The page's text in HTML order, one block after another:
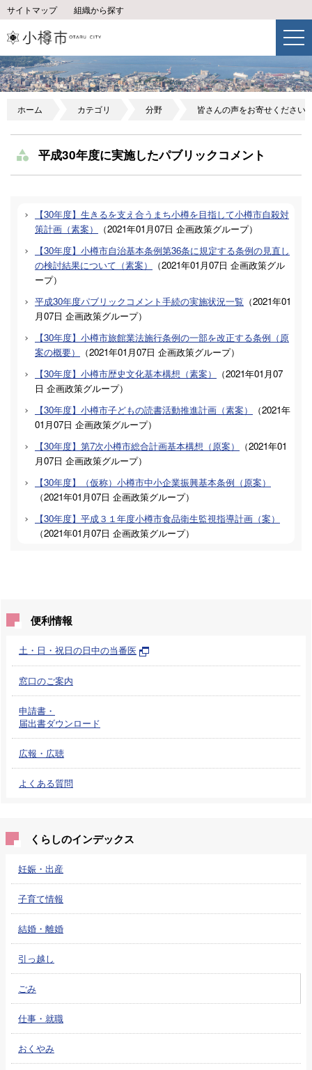
サイトマップ 組織から探す
ホーム カテゴリ 分野 皆さんの声をお寄せください
平成30年度に実施したパブリックコメント
【30年度】生きるを支え合うまち小樽を目指して小樽市自殺対
策計画（素案）
（2021年01月07日 企画政策グループ）
【30年度】小樽市自治基本条例第36条に規定する条例の見直し
の検討結果について（素案）
（2021年01月07日 企画政策グル
ープ）
平成30年度パブリックコメント手続の実施状況一覧 （2021年01
月07日 企画政策グループ）
【30年度】小樽市旅館業法施行条例の一部を改正する条例（原
案の概要）
（2021年01月07日 企画政策グループ）
【30年度】小樽市歴史文化基本構想（素案）
（2021年01月07
日 企画政策グループ）
【30年度】小樽市子どもの読書活動推進計画（素案）
（2021年
01月07日 企画政策グループ）
【30年度】第7次小樽市総合計画基本構想（原案）
（2021年01
月07日 企画政策グループ）
【30年度】（仮称）小樽市中小企業振興基本条例（原案）
（2021年01月07日 企画政策グループ）
【30年度】平成３１年度小樽市食品衛生監視指導計画（案）
（2021年01月07日 企画政策グループ）
便利情報
土・日・祝日の日中の当番医
窓口のご案内
申請書・
届出書ダウンロード
広報・広聴
よくある質問
くらしのインデックス
妊娠・出産
子育て情報
結婚・離婚
引っ越し
ごみ
仕事・就職
おくやみ